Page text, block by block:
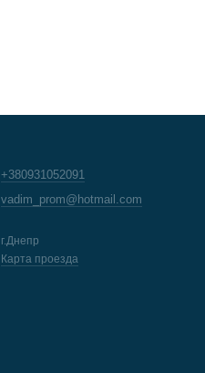
+380931052091
vadim_prom@hotmail.com
г.Днепр
Карта проезда